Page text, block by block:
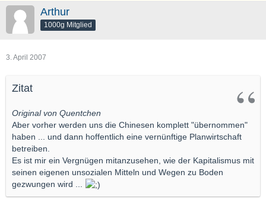
Arthur
1000g Mitglied
3. April 2007
Zitat
Original von Quentchen
Aber vorher werden uns die Chinesen komplett "übernommen"
haben ... und dann hoffentlich eine vernünftige Planwirtschaft
betreiben.
Es ist mir ein Vergnügen mitanzusehen, wie der Kapitalismus mit
seinen eigenen unsozialen Mitteln und Wegen zu Boden
gezwungen wird ...